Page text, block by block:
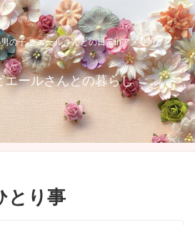
の子 ピエールさんとの日常inアメリカ
エールさんとの暮らし
とり事